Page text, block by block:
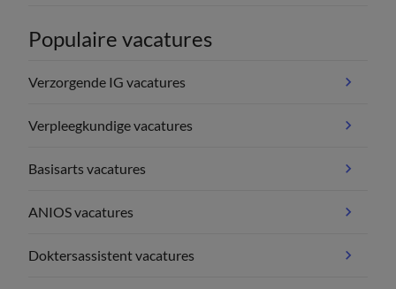
Populaire vacatures
Verzorgende IG vacatures
Verpleegkundige vacatures
Basisarts vacatures
ANIOS vacatures
Doktersassistent vacatures